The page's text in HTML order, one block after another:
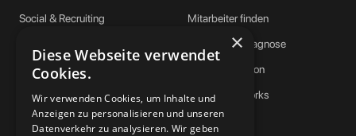
Social & Recruiting
Mitarbeiter finden
Webseiten-Diagnose
Ratgeber
Klartext-Session
Karriere
Über Grundworks
Warum Grundworks
×
Diese Webseite verwendet
Cookies.
Wir verwenden Cookies, um Inhalte und
Anzeigen zu personalisieren und unseren
Datenverkehr zu analysieren. Wir geben